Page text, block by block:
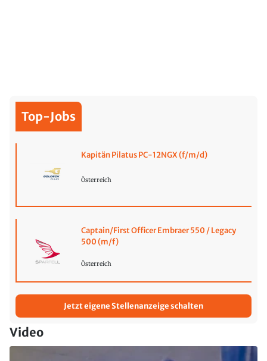
Top-Jobs
Kapitän Pilatus PC-12NGX (f/m/d)
Österreich
Captain/First Officer Embraer 550 / Legacy
500 (m/f)
Österreich
Jetzt eigene Stellenanzeige schalten
Video